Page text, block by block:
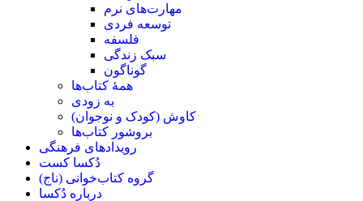
مهارت‌های نرم
توسعه فردی
فلسفه
سبک زندگی
گوناگون
همۀ کتاب‌ها
به زودی
کاوش (کودک و ‌نوجوان)
بروشور کتاب‌ها
رویدادهای فرهنگی
دُکسا کست
گروه کتاب‌خوانی (ناج)
درباره دُکسا